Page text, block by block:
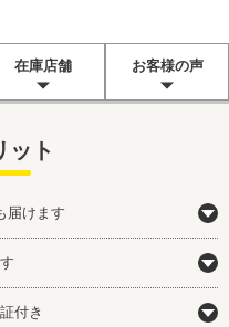
在庫店舗 お客様の声
ット
届けます
付き